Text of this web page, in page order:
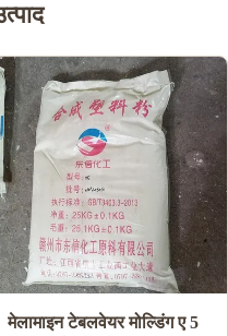
मेलामाइन टेबलवेयर मोल्डिंग ए 5